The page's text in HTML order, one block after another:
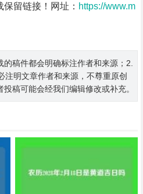
保留链接！网址： https://www.m
的稿件都会明确标注作者和来源；2.
注明文章作者和来源，不尊重原创
稿可能会经我们编辑修改或补充。